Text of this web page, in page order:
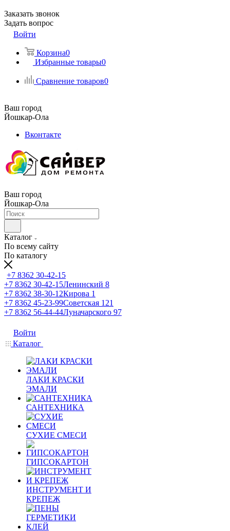
Заказать звонок
Задать вопрос
Войти
Корзина0
Избранные товары0
Сравнение товаров0
Ваш город
Йошкар-Ола
Вконтакте
Ваш город
Йошкар-Ола
Каталог
По всему сайту
По каталогу
+7 8362 30-42-15
+7 8362 30-42-15Ленинский 8
+7 8362 38-30-12Кирова 1
+7 8362 45-23-99Советская 121
+7 8362 56-44-44Луначарского 97
Войти
Каталог
ЛАКИ КРАСКИ
ЭМАЛИ
САНТЕХНИКА
СУХИЕ СМЕСИ
ГИПСОКАРТОН
ИНСТРУМЕНТ И
КРЕПЕЖ